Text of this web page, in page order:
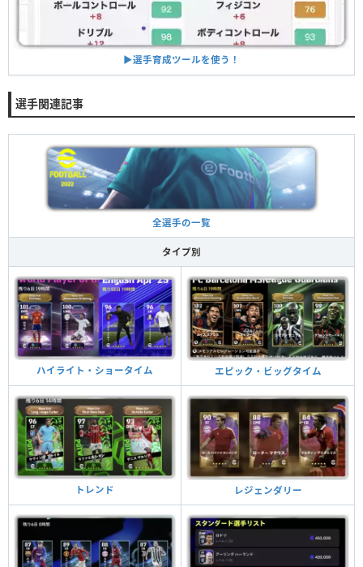
▶︎選手育成ツールを使う！
選手関連記事
全選手の一覧
タイプ別
ハイライト・ショータイム エピック・ビッグタイム
トレンド レジェンダリー